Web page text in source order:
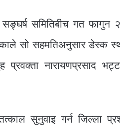
समितिबीच गत फागुन
सो सहमतिअनुसार डेस्क
प्रवक्ता नारायणप्रसाद
सुनुवाइ गर्न जिल्ला